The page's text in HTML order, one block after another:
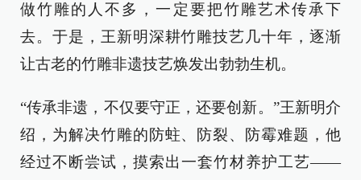
做竹雕的人不多，一定要把竹雕艺术传承下
去。于是，王新明深耕竹雕技艺几十年，逐渐
让古老的竹雕非遗技艺焕发出勃勃生机。
“传承非遗，不仅要守正，还要创新。”王新明介
绍，为解决竹雕的防蛀、防裂、防霉难题，他
经过不断尝试，摸索出一套竹材养护工艺——